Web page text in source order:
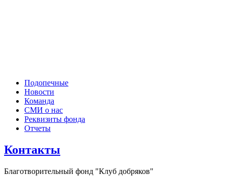
Подопечные
Новости
Команда
СМИ о нас
Реквизиты фонда
Отчеты
Контакты
Благотворительный фонд "Клуб добряков"